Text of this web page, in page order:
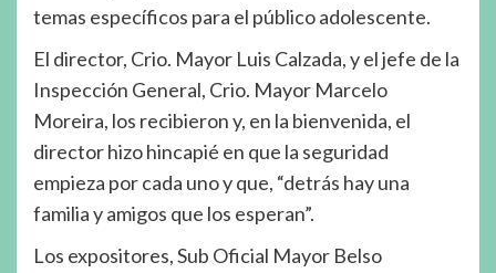
temas específicos para el público adolescente.
El director, Crio. Mayor Luis Calzada, y el jefe de la
Inspección General, Crio. Mayor Marcelo
Moreira, los recibieron y, en la bienvenida, el
director hizo hincapié en que la seguridad
empieza por cada uno y que, “detrás hay una
familia y amigos que los esperan”.
Los expositores, Sub Oficial Mayor Belso